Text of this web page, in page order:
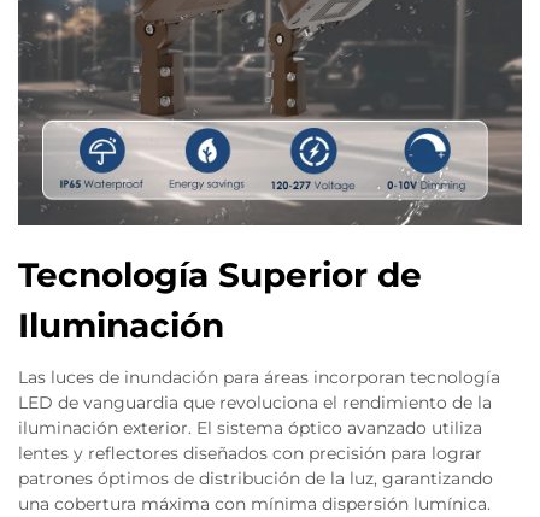
Tecnología Superior de
Iluminación
Las luces de inundación para áreas incorporan tecnología
LED de vanguardia que revoluciona el rendimiento de la
iluminación exterior. El sistema óptico avanzado utiliza
lentes y reflectores diseñados con precisión para lograr
patrones óptimos de distribución de la luz, garantizando
una cobertura máxima con mínima dispersión lumínica.